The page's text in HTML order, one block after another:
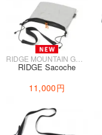
RIDGE Sacoche
11,000円